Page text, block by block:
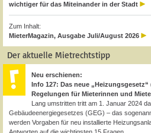
wichtiger für das Miteinander in der Stadt
Zum Inhalt:
MieterMagazin, Ausgabe Juli/August 2026
Der aktuelle Mietrechtstipp
Neu erschienen:
Info 127: Das neue
Regelungen für Mieterinnen und
Lang umstritten tritt am 1. Januar 2024
Gebäudeenergiegesetzes (GEG) – das
werden Vorgaben für neu installierte